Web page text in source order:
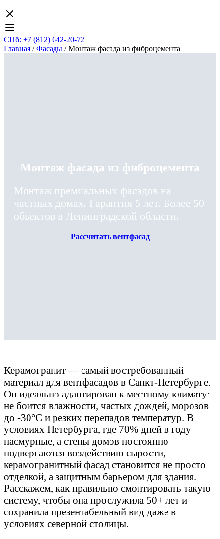
СПб: +7 (812) 642-20-72
Главная / Фасады / Монтаж фасада из фиброцемента
Монтаж фасада из фиброцемента
Монтаж премиальных фасадов на
частных домах. Гарантия 5 лет. Более 50
обьектов в Ленинградской области.
Рассчитать вентфасад
Керамогранит — самый востребованный
материал для вентфасадов в Санкт-Петербурге.
Он идеально адаптирован к местному климату:
не боится влажности, частых дождей, морозов
до -30°C и резких перепадов температур. В
условиях Петербурга, где 70% дней в году
пасмурные, а стены домов постоянно
подвергаются воздействию сырости,
керамогранитный фасад становится не просто
отделкой, а защитным барьером для здания.
Расскажем, как правильно смонтировать такую
систему, чтобы она прослужила 50+ лет и
сохранила презентабельный вид даже в
условиях северной столицы.